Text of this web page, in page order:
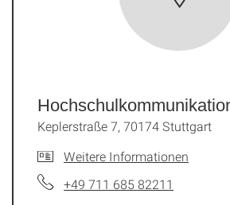
Keplerstraße 7, 70174 Stuttgart
Weitere Informationen
+49 711 685 82211